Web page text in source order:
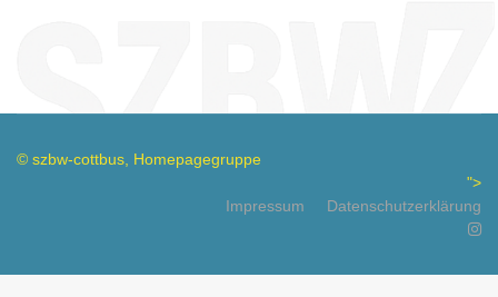
© szbw-cottbus, Homepagegruppe
Impressum
">
Datenschutzerklärung